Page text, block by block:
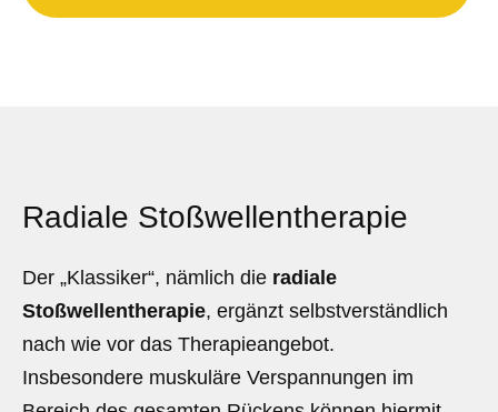
Radiale Stoßwellentherapie
Der „Klassiker“, nämlich die radiale
Stoßwellentherapie, ergänzt selbstverständlich
nach wie vor das Therapieangebot.
Insbesondere muskuläre Verspannungen im